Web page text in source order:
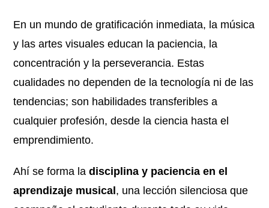
En un mundo de gratificación inmediata, la música
y las artes visuales educan la paciencia, la
concentración y la perseverancia. Estas
cualidades no dependen de la tecnología ni de las
tendencias; son habilidades transferibles a
cualquier profesión, desde la ciencia hasta el
emprendimiento.
Ahí se forma ladisciplina y paciencia en el
aprendizaje musical , una lección silenciosa que